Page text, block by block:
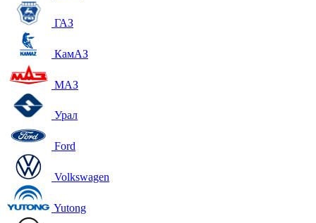
ГАЗ
КамАЗ
МАЗ
Урал
Ford
Volkswagen
Yutong